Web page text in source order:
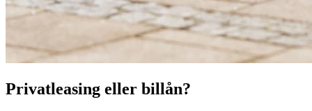
Privatleasing eller billån?